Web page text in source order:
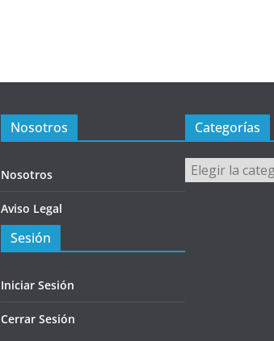
Nosotros
Nosotros
Aviso Legal
Sesión
Iniciar Sesión
Cerrar Sesión
Categorías
Categorías